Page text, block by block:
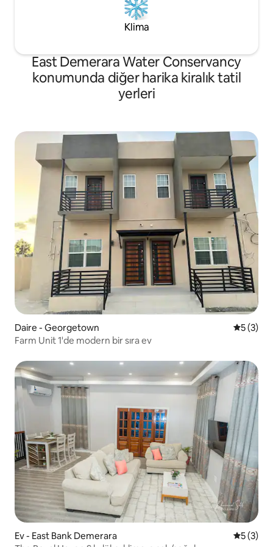
Klima
East Demerara Water Conservancy
konumunda diğer harika kiralık tatil
yerleri
Daire - Georgetown 55 (3)
Farm Unit 1'de modern bir sıra ev
Ev - East Bank Demerara 55 (3)